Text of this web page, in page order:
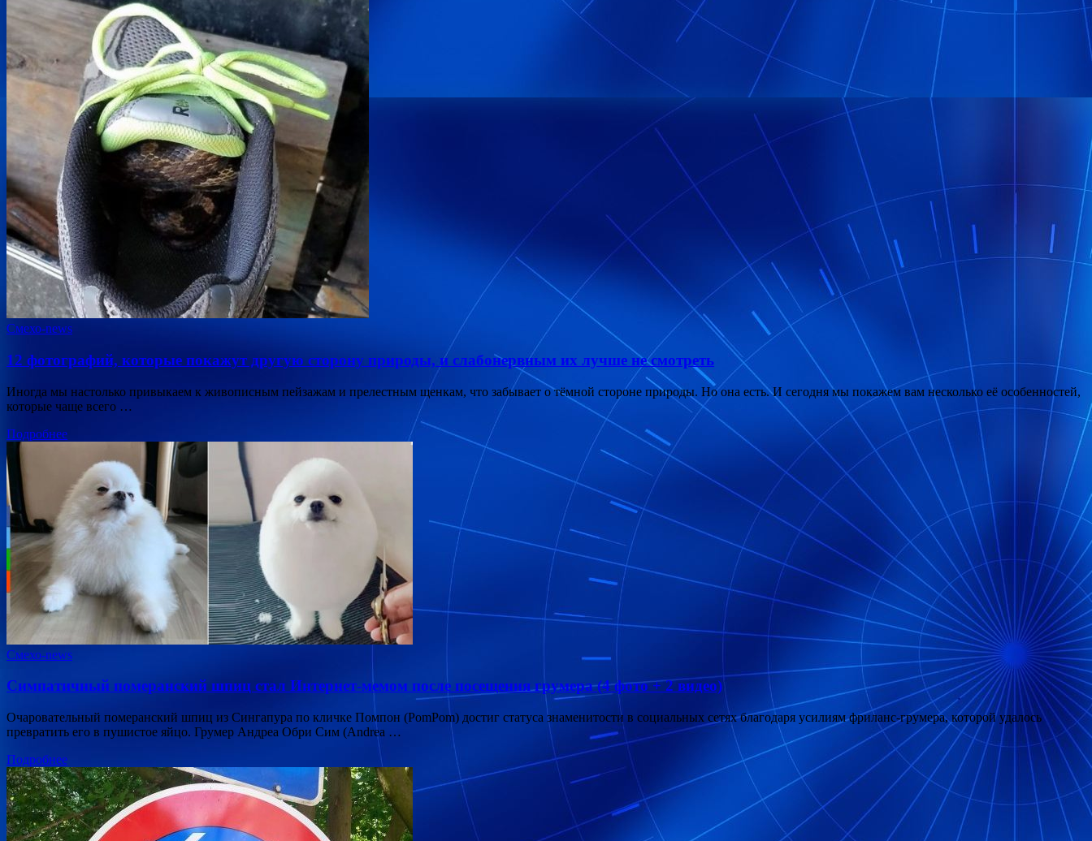
Смехо-news
12 фотографий, которые покажут другую сторону природы, и слабонервным их лучше не смотреть
Иногда мы настолько привыкаем к живописным пейзажам и прелестным щенкам, что забывает о тёмной стороне природы. Но она есть. И сегодня мы покажем вам несколько её особенностей,
которые чаще всего …
Подробнее
Смехо-news
Симпатичный померанский шпиц стал Интернет-мемом после посещения грумера (4 фото + 2 видео)
Очаровательный померанский шпиц из Сингапура по кличке Помпон (PomPom) достиг статуса знаменитости в социальных сетях благодаря усилиям фриланс-грумера, которой удалось
превратить его в пушистое яйцо. Грумер Андреа Обри Сим (Andrea …
Подробнее